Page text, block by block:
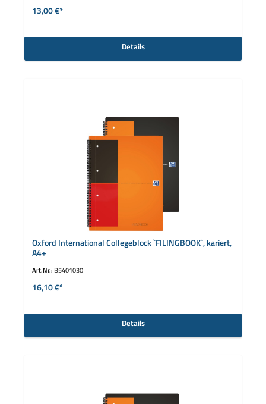
13,00 €*
Details
Oxford International Collegeblock `FILINGBOOK`, kariert,
A4+
Art.Nr.: B5401030
16,10 €*
Details